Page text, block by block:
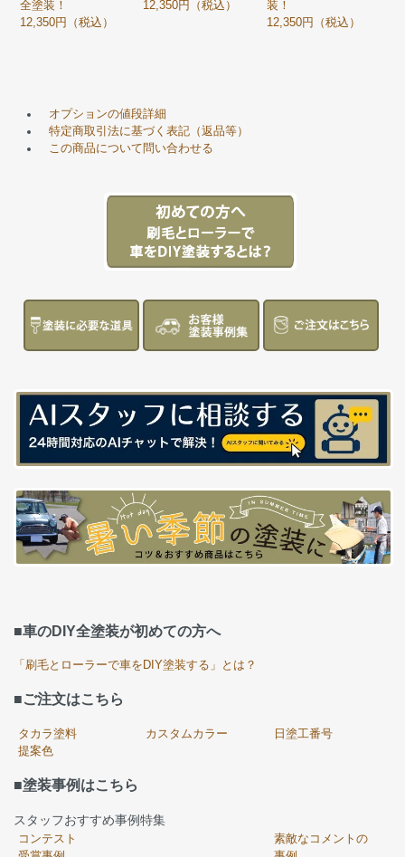
全塗装！
12,350円（税込）
12,350円（税込）
装！
12,350円（税込）
オプションの値段詳細
特定商取引法に基づく表記（返品等）
この商品について問い合わせる
■車のDIY全塗装が初めての方へ
「刷毛とローラーで車をDIY塗装する」とは？
■ご注文はこちら
タカラ塗料
提案色
カスタムカラー 日塗工番号
■塗装事例はこちら
スタッフおすすめ事例特集
コンテスト
素敵なコメントの